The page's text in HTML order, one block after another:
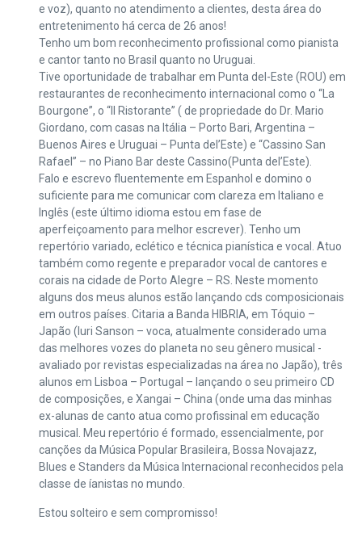
e voz), quanto no atendimento a clientes, desta área do
entretenimento há cerca de 26 anos!
Tenho um bom reconhecimento profissional como pianista
e cantor tanto no Brasil quanto no Uruguai.
Tive oportunidade de trabalhar em Punta del-Este (ROU) em
restaurantes de reconhecimento internacional como o “La
Bourgone”, o “Il Ristorante” ( de propriedade do Dr. Mario
Giordano, com casas na Itália – Porto Bari, Argentina –
Buenos Aires e Uruguai – Punta del’Este) e “Cassino San
Rafael” – no Piano Bar deste Cassino(Punta del’Este).
Falo e escrevo fluentemente em Espanhol e domino o
suficiente para me comunicar com clareza em Italiano e
Inglês (este último idioma estou em fase de
aperfeiçoamento para melhor escrever). Tenho um
repertório variado, eclético e técnica pianística e vocal. Atuo
também como regente e preparador vocal de cantores e
corais na cidade de Porto Alegre – RS. Neste momento
alguns dos meus alunos estão lançando cds composicionais
em outros países. Citaria a Banda HIBRIA, em Tóquio –
Japão (Iuri Sanson – voca, atualmente considerado uma
das melhores vozes do planeta no seu gênero musical -
avaliado por revistas especializadas na área no Japão), três
alunos em Lisboa – Portugal – lançando o seu primeiro CD
de composições, e Xangai – China (onde uma das minhas
ex-alunas de canto atua como profissinal em educação
musical. Meu repertório é formado, essencialmente, por
canções da Música Popular Brasileira, Bossa Novajazz,
Blues e Standers da Música Internacional reconhecidos pela
classe de íanistas no mundo.
Estou solteiro e sem compromisso!